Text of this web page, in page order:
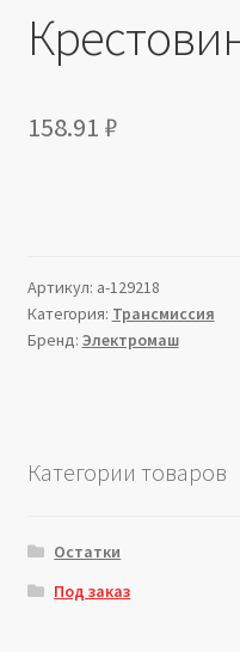
158.91 ₽
Артикул: a-129218
Категория: Трансмиссия
Бренд: Электромаш
Категории товаров
Остатки
Под заказ